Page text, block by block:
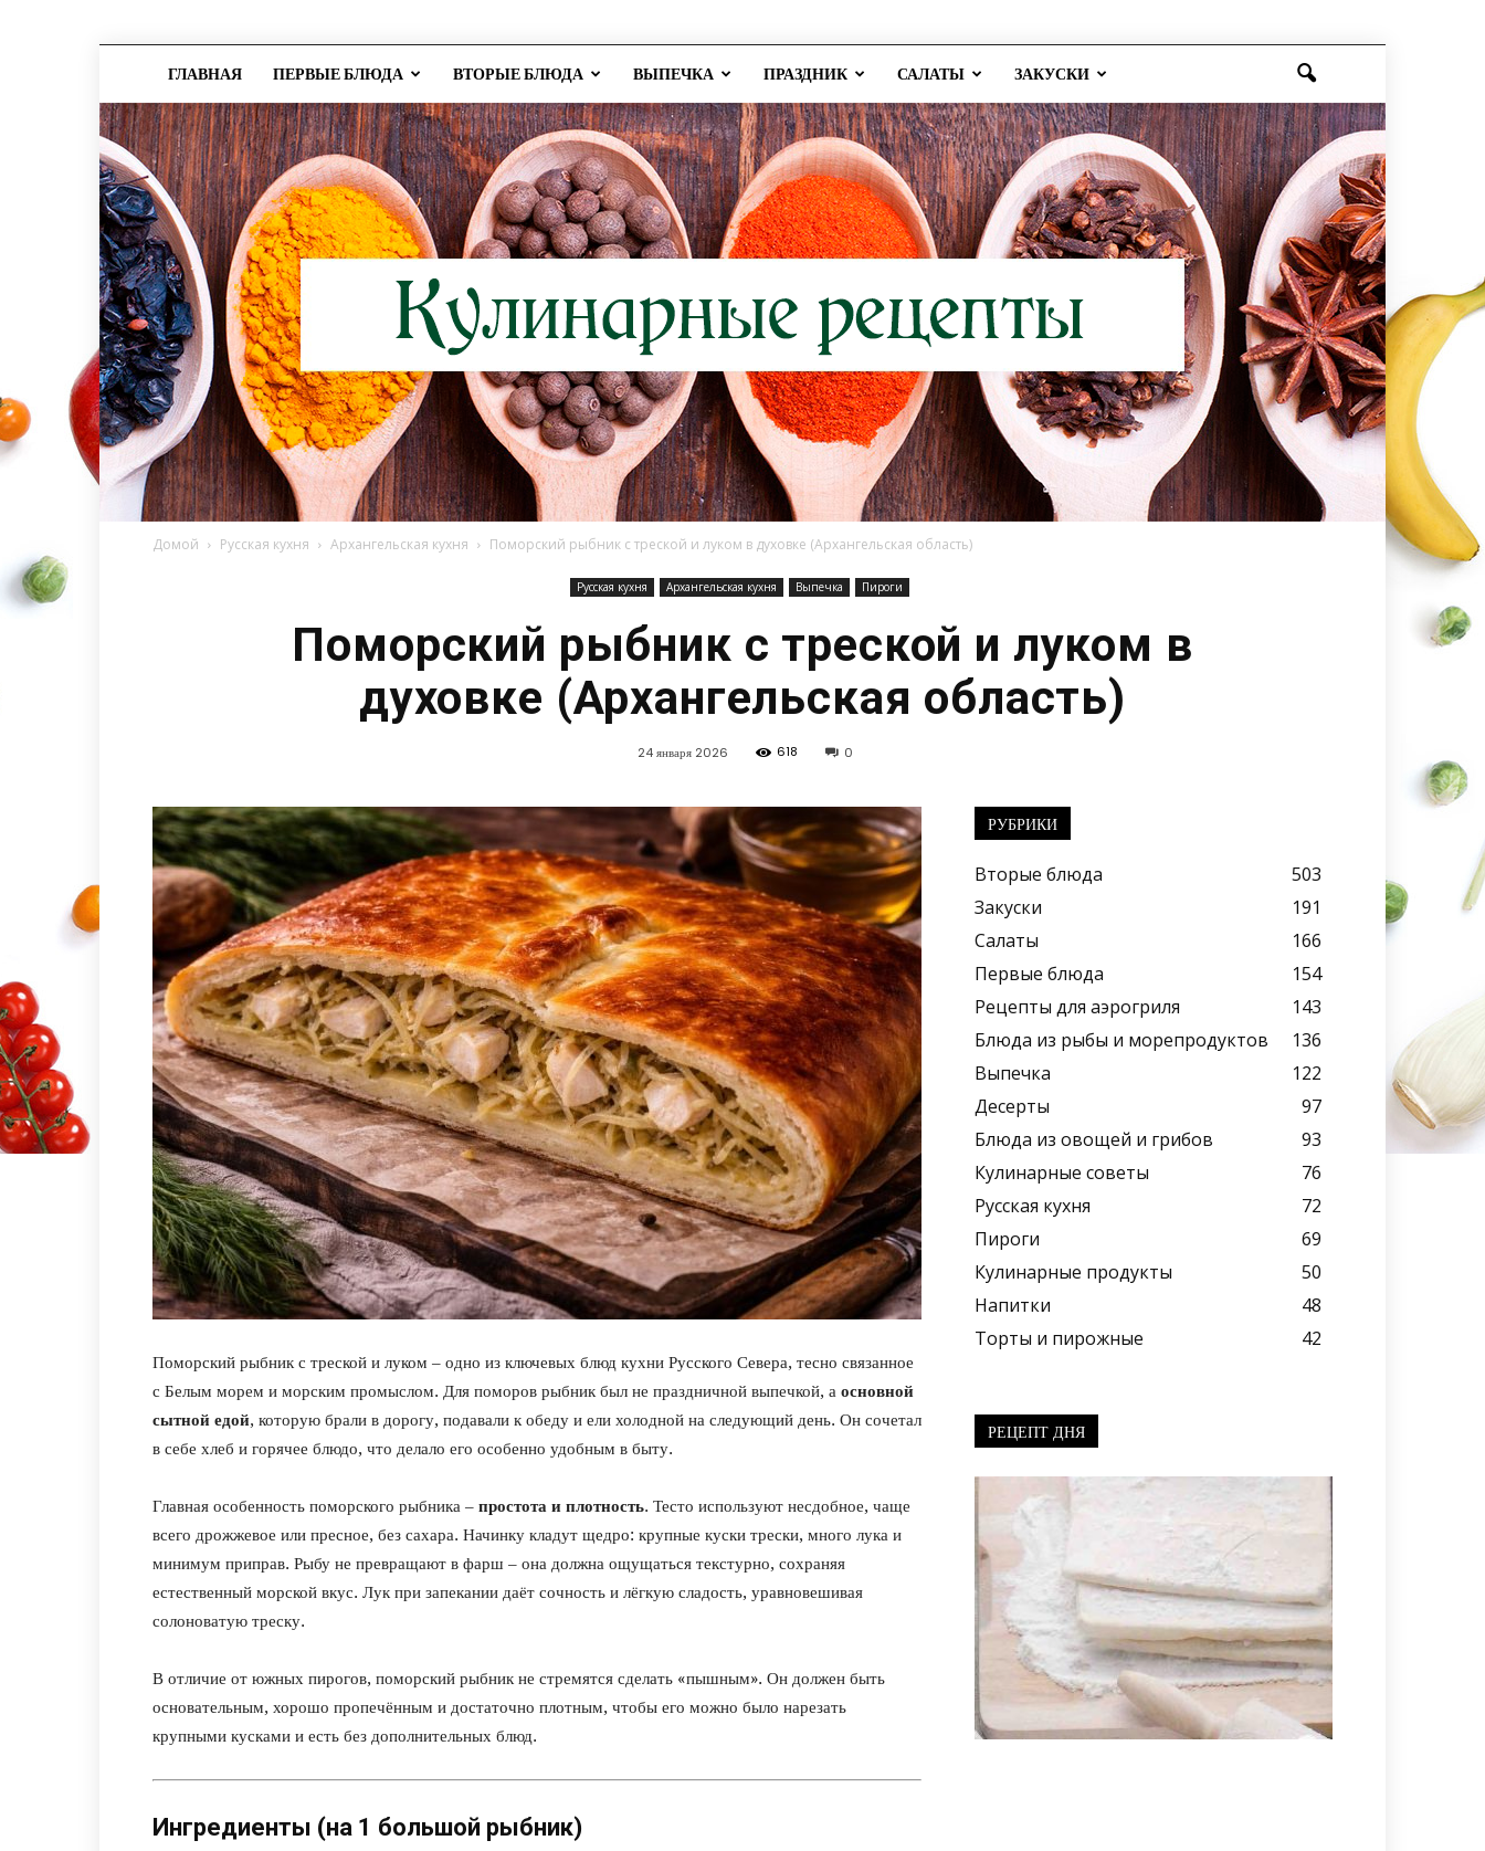
ГЛАВНАЯ ПЕРВЫЕ БЛЮДА ВТОРЫЕ БЛЮДА ВЫПЕЧКА ПРАЗДНИК САЛАТЫ ЗАКУСКИ
вкусные
блюда
+
Домой Русская кухня Архангельская кухня Поморский рыбник с треской и луком в духовке (Архангельская область)
Русская кухня Архангельская кухня Выпечка Пироги
Поморский рыбник с треской и луком в
духовке (Архангельская область)
24 января 2026 618 0
Поморский рыбник с треской и луком – одно из ключевых блюд кухни Русского Севера, тесно связанное
с Белым морем и морским промыслом. Для поморов рыбник был не праздничной выпечкой, а основной
сытной едой, которую брали в дорогу, подавали к обеду и ели холодной на следующий день. Он сочетал
в себе хлеб и горячее блюдо, что делало его особенно удобным в быту.
Главная особенность поморского рыбника – простота и плотность. Тесто используют несдобное, чаще
всего дрожжевое или пресное, без сахара. Начинку кладут щедро: крупные куски трески, много лука и
минимум приправ. Рыбу не превращают в фарш – она должна ощущаться текстурно, сохраняя
естественный морской вкус. Лук при запекании даёт сочность и лёгкую сладость, уравновешивая
солоноватую треску.
В отличие от южных пирогов, поморский рыбник не стремятся сделать «пышным». Он должен быть
основательным, хорошо пропечённым и достаточно плотным, чтобы его можно было нарезать
крупными кусками и есть без дополнительных блюд.
Ингредиенты (на 1 большой рыбник)
РУБРИКИ
Вторые блюда
503
Закуски
191
Салаты
166
Первые блюда
154
Рецепты для аэрогриля
143
Блюда из рыбы и морепродуктов
136
Выпечка
122
Десерты
97
Блюда из овощей и грибов
93
Кулинарные советы
76
Русская кухня
72
Пироги
69
Кулинарные продукты
50
Напитки
48
Торты и пирожные
42
РЕЦЕПТ ДНЯ